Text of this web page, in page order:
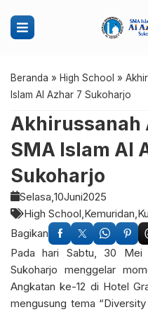
Beranda » High School »
Islam Al Azhar 7 Sukoharjo
Akhirussanah
SMA Islam Al
Sukoharjo
Selasa,10Juni2025
High School Kemuridan
Bagikan
Pada hari Sabtu, 30
Sukoharjo menggelar
Angkatan ke-12 di Hotel
mengusung tema